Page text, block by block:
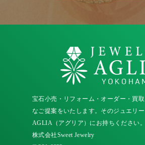
宝石小売・リフォーム・オーダー・買
なご提案をいたします。そのジュエリ
AGLIA（アグリア）にお持ちください。
株式会社Sweet Jewelry